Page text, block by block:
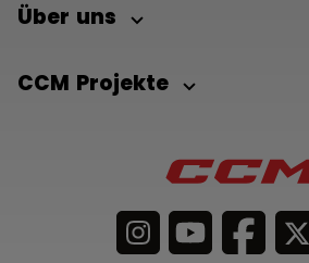
Über uns
CCM Projekte